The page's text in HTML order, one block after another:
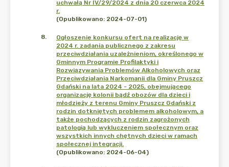
uchwałą Nr IV/29/2024 z dnia 20 czerwca 2024
r.
(Opublikowano: 2024-07-01)
8.
Ogłoszenie konkursu ofert na realizację w
2024 r. zadania publicznego z zakresu
przeciwdziałania uzależnieniom, określonego w
Gminnym Programie Profilaktyki i
Rozwiązywania Problemów Alkoholowych oraz
Przeciwdziałania Narkomanii dla Gminy Pruszcz
Gdański na lata 2024 - 2025, obejmującego
organizację kolonii bądź obozów dla dzieci i
młodzieży z terenu Gminy Pruszcz Gdański z
rodzin dotkniętych problemem alkoholowym, a
także pochodzących z rodzin zagrożonych
patologią lub wykluczeniem społecznym oraz
wszystkich innych chętnych dzieci w ramach
społecznej integracji.
(Opublikowano: 2024-06-04)